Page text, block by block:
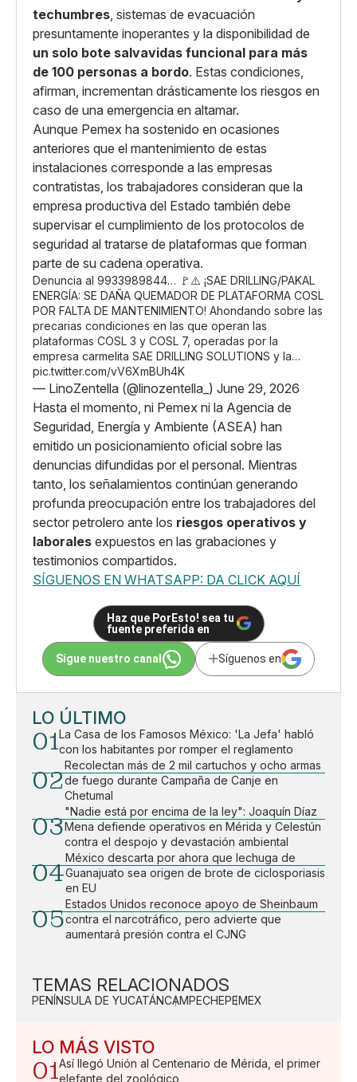
techumbres , sistemas de evacuación
presuntamente inoperantes y la disponibilidad de
un solo bote salvavidas funcional para más
de 100 personas a bordo. Estas condiciones,
afirman, incrementan drásticamente los riesgos en
caso de una emergencia en altamar.
Aunque Pemex ha sostenido en ocasiones
anteriores que el mantenimiento de estas
instalaciones corresponde a las empresas
contratistas, los trabajadores consideran que la
empresa productiva del Estado también debe
supervisar el cumplimiento de los protocolos de
seguridad al tratarse de plataformas que forman
parte de su cadena operativa.
Denuncia al 9933989844… 🚩⚠️ ¡SAE DRILLING/PAKAL
ENERGÍA: SE DAÑA QUEMADOR DE PLATAFORMA COSL
POR FALTA DE MANTENIMIENTO! Ahondando sobre las
precarias condiciones en las que operan las
plataformas COSL 3 y COSL 7, operadas por la
empresa carmelita SAE DRILLING SOLUTIONS y la…
pic.twitter.com/vV6XmBUh4K
— LinoZentella (@linozentella_) June 29, 2026
Hasta el momento, ni Pemex ni la Agencia de
Seguridad, Energía y Ambiente (ASEA) han
emitido un posicionamiento oficial sobre las
denuncias difundidas por el personal. Mientras
tanto, los señalamientos continúan generando
profunda preocupación entre los trabajadores del
sector petrolero ante los riesgos operativos y
laborales expuestos en las grabaciones y
testimonios compartidos.
SÍGUENOS EN WHATSAPP: DA CLICK AQUÍ
Haz que PorEsto! sea tu
fuente preferida en
Sigue nuestro canal Síguenos en
LO ÚLTIMO
01La Casa de los Famosos México: 'La Jefa' habló
con los habitantes por romper el reglamento
02
Recolectan más de 2 mil cartuchos y ocho armas
de fuego durante Campaña de Canje en
Chetumal
03
"Nadie está por encima de la ley": Joaquín Díaz
Mena defiende operativos en Mérida y Celestún
contra el despojo y devastación ambiental
04
México descarta por ahora que lechuga de
Guanajuato sea origen de brote de ciclosporiasis
en EU
05
Estados Unidos reconoce apoyo de Sheinbaum
contra el narcotráfico, pero advierte que
aumentará presión contra el CJNG
TEMAS RELACIONADOS
PENÍNSULA DE YUCATÁNCAMPECHEPEMEX
LO MÁS VISTO
01Así llegó Unión al Centenario de Mérida, el primer
elefante del zoológico